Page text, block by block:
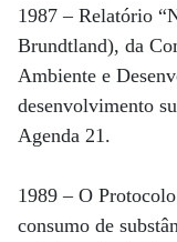
1987 – Relatório
Brundtland), da
Ambiente e
desenvolvimento
Agenda 21.
1989 – O
consumo de